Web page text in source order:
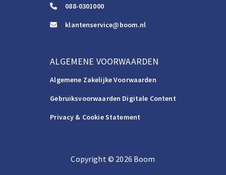
088-0301000
klantenservice@boom.nl
ALGEMENE VOORWAARDEN
Algemene Zakelijke Voorwaarden
Gebruiksvoorwaarden Digitale Content
Privacy & Cookie Statement
Copyright©️ 2026 Boom